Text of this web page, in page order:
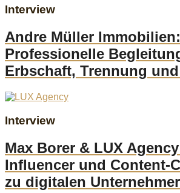
Interview
Andre Müller Immobilien:
Professionelle
Erbschaft, Trennung
Interview
Max Borer & LUX
Influencer und Content-
zu digitalen